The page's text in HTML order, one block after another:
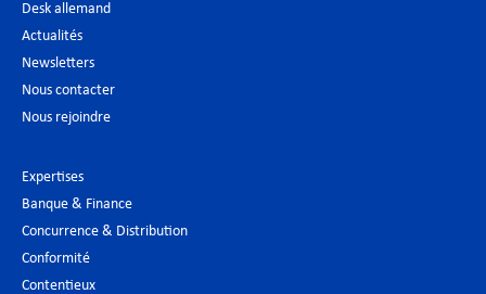
Desk allemand
Actualités
Newsletters
Nous contacter
Nous rejoindre
Expertises
Banque & Finance
Concurrence & Distribution
Conformité
Contentieux